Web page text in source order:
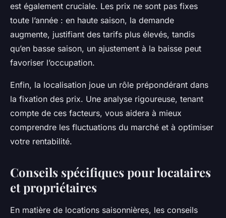
est également cruciale. Les prix ne sont pas fixes
toute l’année : en haute saison, la demande
augmente, justifiant des tarifs plus élevés, tandis
qu’en basse saison, un ajustement à la baisse peut
favoriser l’occupation.
Enfin, la localisation joue un rôle prépondérant dans
la fixation des prix. Une analyse rigoureuse, tenant
compte de ces facteurs, vous aidera à mieux
comprendre les fluctuations du marché et à optimiser
votre rentabilité.
Conseils spécifiques pour locataires
et propriétaires
En matière de locations saisonnières, les conseils